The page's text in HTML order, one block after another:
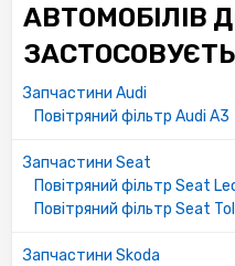
АВТОМОБІЛІВ
Запчастини Audi
Повітряний фільтр Audi A3
Запчастини Seat
Повітряний фільтр Seat
Повітряний фільтр Seat
Запчастини Skoda